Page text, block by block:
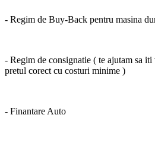
- Regim de Buy-Back pentru masina
- Regim de consignatie ( te ajutam sa
pretul corect cu costuri minime )
- Finantare Auto